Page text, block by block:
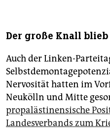
Der große Knall blieb
Auch der Linken-
Nervosität hatten im
Neukölln und Mitte
propalästinensische
Landesverbands zum